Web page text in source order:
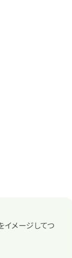
メージしてつ